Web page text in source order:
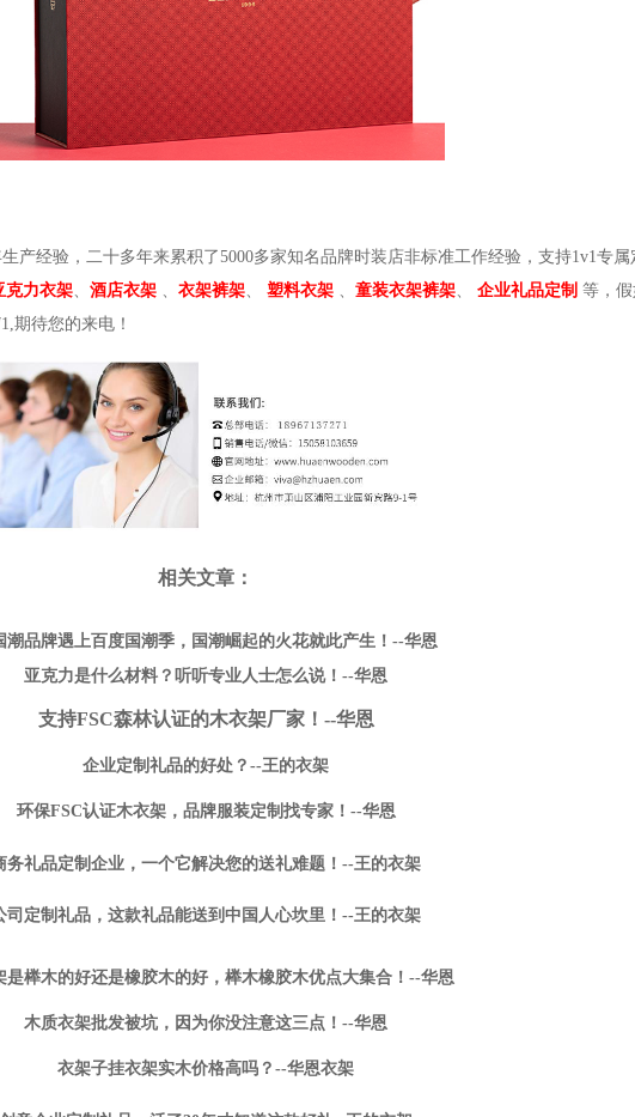
产经验，二十多年来累积了5000多家知名品牌时装店非标准工作经验，支持1v1专
克力衣架、 酒店衣架 、 衣架裤架、 塑料衣架 、 童装衣架裤架、 企业礼品定制 等，
期待您的来电！
相关文章：
潮品牌遇上百度国潮季，国潮崛起的火花就此产生！--华恩
亚克力是什么材料？听听专业人士怎么说！--华恩
支持FSC森林认证的木衣架厂家！--华恩
企业定制礼品的好处？--王的衣架
环保FSC认证木衣架，品牌服装定制找专家！--华恩
务礼品定制企业，一个它解决您的送礼难题！--王的衣架
司定制礼品，这款礼品能送到中国人心坎里！--王的衣架
是榉木的好还是橡胶木的好，榉木橡胶木优点大集合！--华恩
木质衣架批发被坑，因为你没注意这三点！--华恩
衣架子挂衣架实木价格高吗？--华恩衣架